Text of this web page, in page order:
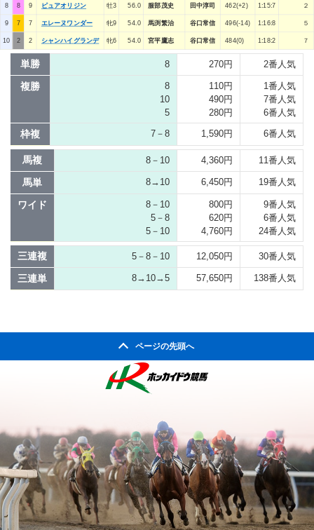
8 8 9 ピュアオリジン 牡3 56.0 服部茂史 田中淳司 462(+2) 1:15:7 ２
9 7 7 エレーヌワンダー 牝9 54.0 馬渕繁治 谷口常信 496(-14) 1:16:8 ５
10 2 2 シャンハイグランデ 牝6 54.0 宮平鷹志 谷口常信 484(0) 1:18:2 ７
単勝 8 270円 2番人気
複勝
8
10
5
110円
490円
280円
1番人気
7番人気
6番人気
枠複 7－8 1,590円 6番人気
馬複 8－10 4,360円 11番人気
馬単 8→10 6,450円 19番人気
ワイド
8－10
5－8
5－10
800円
620円
4,760円
9番人気
6番人気
24番人気
三連複 5－8－10 12,050円 30番人気
三連単 8→10→5 57,650円 138番人気
ページの先頭へ